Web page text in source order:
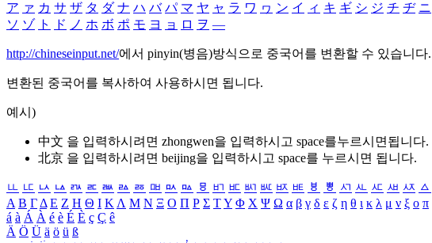
ア ァ カ サ ザ タ ダ ナ ハ バ パ マ ヤ ャ ラ ワ ヮ ン イ ィ キ ギ シ ジ チ ヂ ニ
ソ ゾ ト ド ノ ホ ボ ポ モ ヨ ョ ロ ヲ ―
http://chineseinput.net/에서 pinyin(병음)방식으로 중국어를 변환할 수 있습니다.
변환된 중국어를 복사하여 사용하시면 됩니다.
예시)
中文 을 입력하시려면 zhongwen을 입력하시고 space를누르시면됩니다.
北京 을 입력하시려면 beijing을 입력하시고 space를 누르시면 됩니다.
ㅥ ㅦ ㅧ ㅨ ㅩ ㅪ ㅫ ㅬ ㅭ ㅮ ㅯ ㅰ ㅱ ㅲ ㅳ ㅴ ㅵ ㅶ ㅷ ㅸ ㅹ ㅺ ㅻ ㅼ ㅽ ㅾ ㅿ
Α Β ΓΔ Ε Ζ Η Θ Ι ΚΛ Μ Ν Ξ Ο Π Ρ Σ ΤΥ Φ Χ Ψ Ω α β γ δ ε ζ η θ ι κ λ μ ν ξ ο π
á à Á À é è É È ç Ç ê
Ä Ö Ü ä ö ü ß